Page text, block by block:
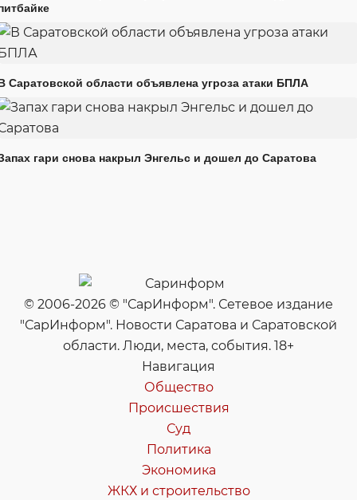
Саратовской области объявлена угроза атаки БПЛА
гари снова накрыл Энгельс и дошел до Саратова
© 2006-2026 © "СарИнформ". Сетевое издание
"СарИнформ". Новости Саратова и Саратовской
области. Люди, места, события. 18+
Навигация
Общество
Происшествия
Суд
Политика
Экономика
ЖКХ и строительство